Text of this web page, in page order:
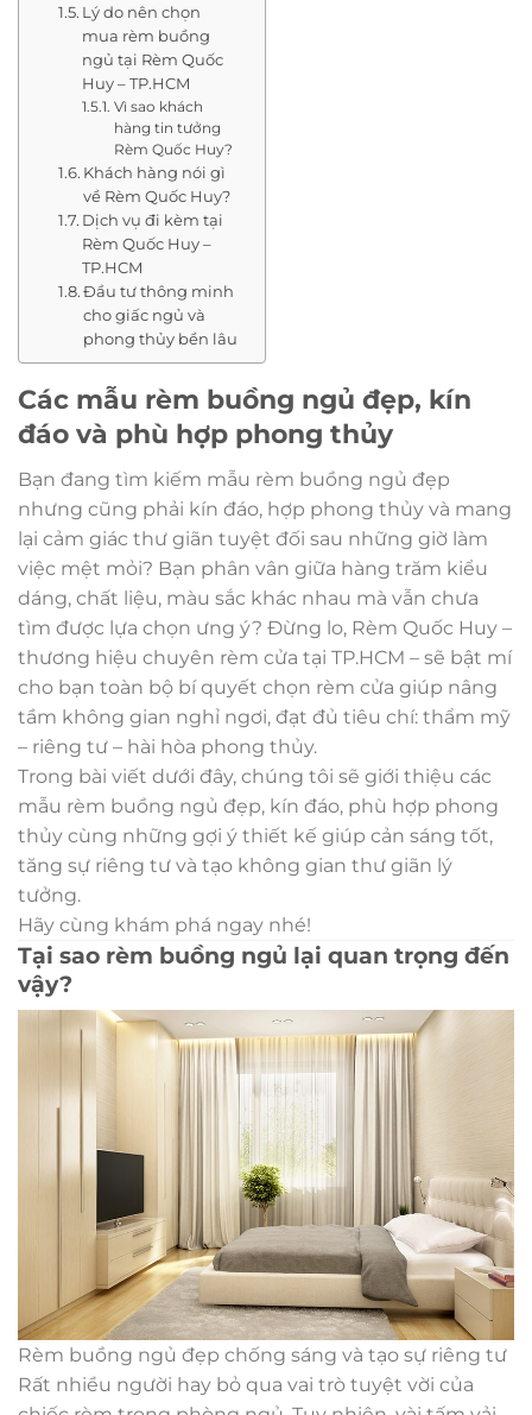
Lý do nên chọn
mua rèm buồng
ngủ tại Rèm Quốc
Huy – TP.HCM
Vì sao khách
hàng tin tưởng
Rèm Quốc Huy?
Khách hàng nói gì
về Rèm Quốc Huy?
Dịch vụ đi kèm tại
Rèm Quốc Huy –
TP.HCM
Đầu tư thông minh
cho giấc ngủ và
phong thủy bền lâu
Các mẫu rèm buồng ngủ đẹp, kín
đáo và phù hợp phong thủy
Bạn đang tìm kiếm mẫu rèm buồng ngủ đẹp
nhưng cũng phải kín đáo, hợp phong thủy và mang
lại cảm giác thư giãn tuyệt đối sau những giờ làm
việc mệt mỏi? Bạn phân vân giữa hàng trăm kiểu
dáng, chất liệu, màu sắc khác nhau mà vẫn chưa
tìm được lựa chọn ưng ý? Đừng lo, Rèm Quốc Huy –
thương hiệu chuyên rèm cửa tại TP.HCM – sẽ bật mí
cho bạn toàn bộ bí quyết chọn rèm cửa giúp nâng
tầm không gian nghỉ ngơi, đạt đủ tiêu chí: thẩm mỹ
– riêng tư – hài hòa phong thủy.
Trong bài viết dưới đây, chúng tôi sẽ giới thiệu các
mẫu rèm buồng ngủ đẹp, kín đáo, phù hợp phong
thủy cùng những gợi ý thiết kế giúp cản sáng tốt,
tăng sự riêng tư và tạo không gian thư giãn lý
tưởng.
Hãy cùng khám phá ngay nhé!
Tại sao rèm buồng ngủ lại quan trọng đến
vậy?
Rèm buồng ngủ đẹp chống sáng và tạo sự riêng tư
Rất nhiều người hay bỏ qua vai trò tuyệt vời của